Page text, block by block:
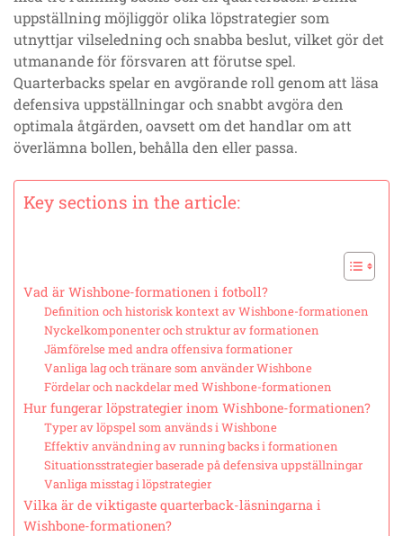
uppställning möjliggör olika löpstrategier som
utnyttjar vilseledning och snabba beslut, vilket gör det
utmanande för försvaren att förutse spel.
Quarterbacks spelar en avgörande roll genom att läsa
defensiva uppställningar och snabbt avgöra den
optimala åtgärden, oavsett om det handlar om att
överlämna bollen, behålla den eller passa.
Key sections in the article:
Vad är Wishbone-formationen i fotboll?
Definition och historisk kontext av Wishbone-formationen
Nyckelkomponenter och struktur av formationen
Jämförelse med andra offensiva formationer
Vanliga lag och tränare som använder Wishbone
Fördelar och nackdelar med Wishbone-formationen
Hur fungerar löpstrategier inom Wishbone-formationen?
Typer av löpspel som används i Wishbone
Effektiv användning av running backs i formationen
Situationsstrategier baserade på defensiva uppställningar
Vanliga misstag i löpstrategier
Vilka är de viktigaste quarterback-läsningarna i
Wishbone-formationen?